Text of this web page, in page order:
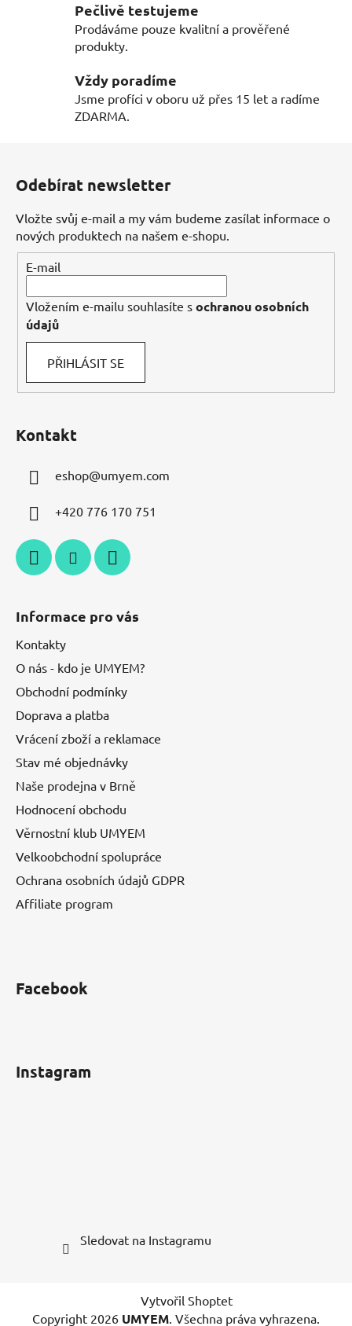
k
y
p
i
Pečlivě testujeme
Prodáváme pouze kvalitní a prověřené
produkty.
Vždy poradíme
Jsme profíci v oboru už přes 15 let a radíme
ZDARMA.
Odebírat newsletter
Vložte svůj e-mail a my vám budeme zasílat informace o
nových produktech na našem e-shopu.
E-mail
Vložením e-mailu souhlasíte s ochranou osobních
údajů
PŘIHLÁSIT SE
Kontakt
eshop@umyem.com
+420 776 170 751
Informace pro vás
Kontakty
O nás - kdo je UMYEM?
Obchodní podmínky
Doprava a platba
Vrácení zboží a reklamace
Stav mé objednávky
Naše prodejna v Brně
Hodnocení obchodu
Věrnostní klub UMYEM
Velkoobchodní spolupráce
Ochrana osobních údajů GDPR
Affiliate program
Facebook
Instagram
Sledovat na Instagramu
Vytvořil Shoptet
Copyright 2026 UMYEM . Všechna práva vyhrazena.